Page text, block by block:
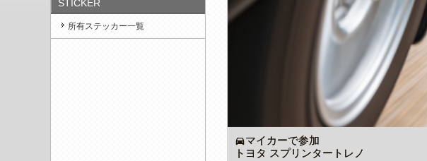
STICKER
所有ステッカー一覧
directions_carマイカーで参加
トヨタ スプリンタートレノ